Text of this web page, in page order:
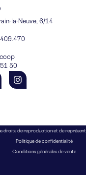
la-Neuve, 6/14
50
droits de reproduction et de
Politique de confidentialité
Conditions générales de vente